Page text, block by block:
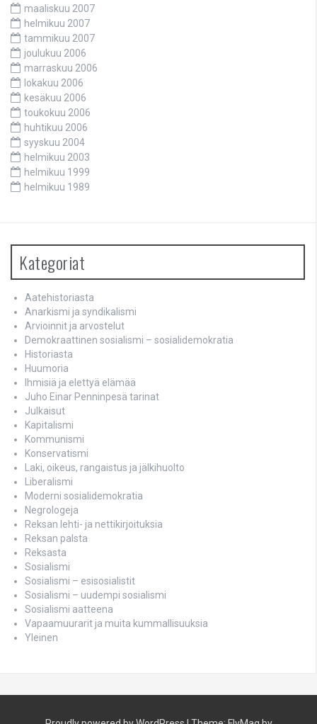
maaliskuu 2007
helmikuu 2007
tammikuu 2007
joulukuu 2006
marraskuu 2006
lokakuu 2006
kesäkuu 2006
toukokuu 2006
huhtikuu 2006
syyskuu 2004
helmikuu 2003
helmikuu 1999
helmikuu 1989
Kategoriat
Aatehistoriasta
Anarkismi ja syndikalismi
Arvioinnit ja arvostelut
Demokraattinen sosialismi – sosialidemokratia
Historiasta
Huumoria
Ihmisiä ja elettyä elämää
Juho Einar Penninpesä tarinat
Julkaisut
Kapitalismi
Kommunismi
Konservatismi
Laki, oikeus, rangaistus ja jälkihuolto
Liberalismi
Moderni sosialidemokratia
Negrologeja
Reksan lehti- ja nettikirjoituksia
Reksan palsta
Reksasta
Sosialismi
Sosialismi – esisosialistit
Sosialismi – uudempi sosialismi
Sosialismi aatteena
Vapaamuurarit ja muita kummallisuuksia
Yleinen